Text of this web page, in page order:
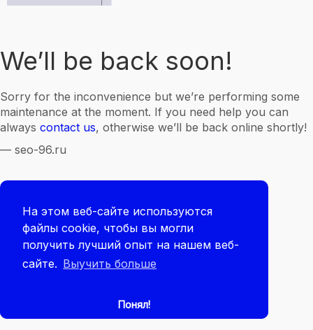
На этом веб-сайте используются
файлы cookie, чтобы вы могли
получить лучший опыт на нашем веб-
сайте. Выучить больше
Понял!
We’ll be back soon!
Sorry for the inconvenience but we’re performing some
maintenance at the moment. If you need help you can
always contact us, otherwise we’ll be back online shortly!
— seo-96.ru